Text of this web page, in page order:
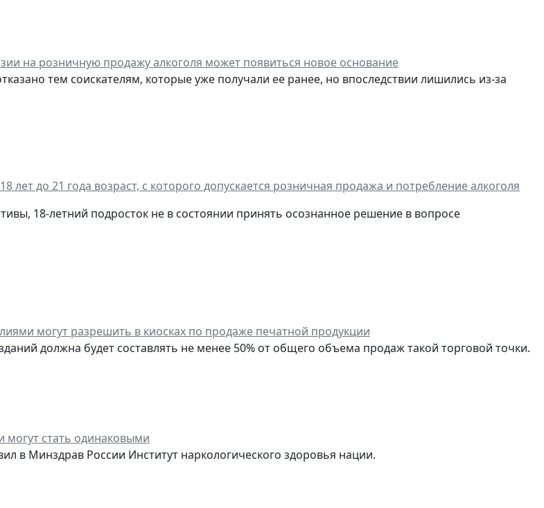
на розничную продажу алкоголя может появиться новое основание
тем соискателям, которые уже получали ее ранее, но впоследствии лишились из-за
лет до 21 года возраст, с которого допускается розничная продажа и потребление алкоголя
18-летний подросток не в состоянии принять осознанное решение в вопросе
могут разрешить в киосках по продаже печатной продукции
должна будет составлять не менее 50% от общего объема продаж такой торговой точки.
могут стать одинаковыми
в Минздрав России Институт наркологического здоровья нации.